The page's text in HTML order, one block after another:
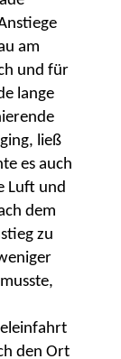
am
und für
lange
ließ
es auch
Luft und
dem
zu
den Ort